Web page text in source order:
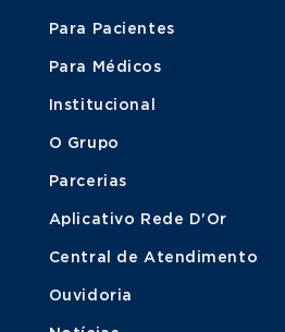
Para Pacientes
Para Médicos
Institucional
O Grupo
Parcerias
Aplicativo Rede D'Or
Central de Atendimento
Ouvidoria